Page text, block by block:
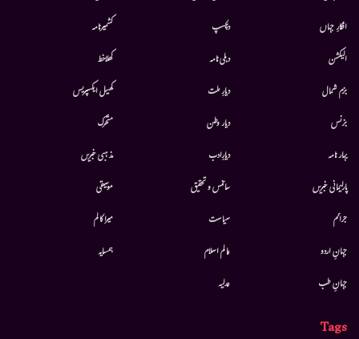
افکارِ جہاں
الیکشن
بزم شمال
بزنس
بہار نامہ
پارلیمانی خبریں
جرائم
جہانِ اردو
جہانِ طب
دلچسپ
دہلی نامہ
دیارِ ملت
دیار وطن
دیارِادب
سائنس و تحقیق
سیاست
عالم اسلام
عدلیہ
کشمیرنامہ
کھلاخط
کھیل ایکسپریس
متحرك
مذہبی خبریں
موسيقى
میرا کالم
ہمسایہ
Tags